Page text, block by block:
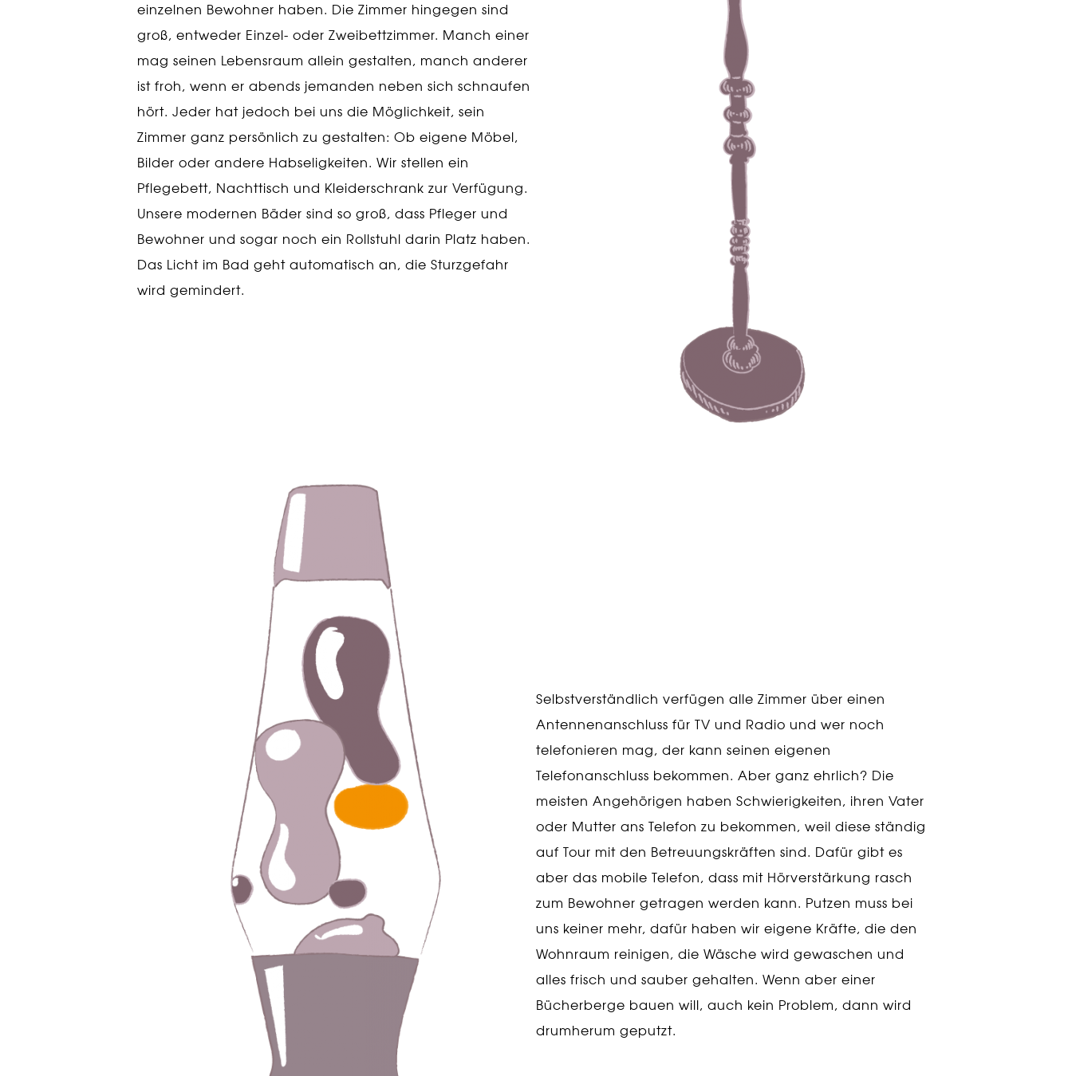
einzelnen Bewohner haben. Die Zimmer hingegen sind
groß, entweder Einzel- oder Zweibettzimmer. Manch einer
mag seinen Lebensraum allein gestalten, manch anderer
ist froh, wenn er abends jemanden neben sich schnaufen
hört. Jeder hat jedoch bei uns die Möglichkeit, sein
Zimmer ganz persönlich zu gestalten: Ob eigene Möbel,
Bilder oder andere Habseligkeiten. Wir stellen ein
Pflegebett, Nachttisch und Kleiderschrank zur Verfügung.
Unsere modernen Bäder sind so groß, dass Pfleger und
Bewohner und sogar noch ein Rollstuhl darin Platz haben.
Das Licht im Bad geht automatisch an, die Sturzgefahr
wird gemindert.
Selbstverständlich verfügen alle Zimmer über einen
Antennenanschluss für TV und Radio und wer noch
telefonieren mag, der kann seinen eigenen
Telefonanschluss bekommen. Aber ganz ehrlich? Die
meisten Angehörigen haben Schwierigkeiten, ihren Vater
oder Mutter ans Telefon zu bekommen, weil diese ständig
auf Tour mit den Betreuungskräften sind. Dafür gibt es
aber das mobile Telefon, dass mit Hörverstärkung rasch
zum Bewohner getragen werden kann. Putzen muss bei
uns keiner mehr, dafür haben wir eigene Kräfte, die den
Wohnraum reinigen, die Wäsche wird gewaschen und
alles frisch und sauber gehalten. Wenn aber einer
Bücherberge bauen will, auch kein Problem, dann wird
drumherum geputzt.